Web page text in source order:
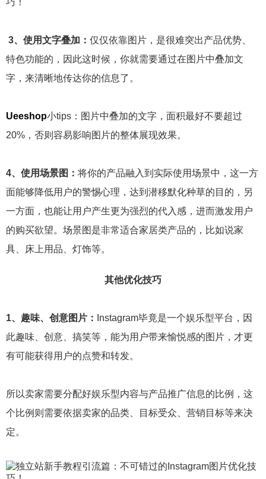
3、使用文字叠加： 仅仅依靠图片，是很难突出产品优势、
特色功能的，因此这时候，你就需要通过在图片中叠加文
字，来清晰地传达你的信息了。
Ueeshop小tips：图片中叠加的文字，面积最好不要超过
20%，否则容易影响图片的整体展现效果。
4、使用场景图： 将你的产品融入到实际使用场景中，这一方
面能够降低用户的警惕心理，达到潜移默化种草的目的，另
一方面，也能让用户产生更为强烈的代入感，进而激发用户
的购买欲望。场景图是非常适合家居类产品的，比如说家
具、床上用品、灯饰等。
其他优化技巧
1、趣味、创意图片：
Instagram毕竟是一个娱乐型平台，因
此趣味、创意、搞笑等，能为用户带来愉悦感的图片，才更
有可能获得用户的点赞和转发。
所以卖家需要分配好娱乐型内容与产品推广信息的比例，这
个比例则需要依据卖家的品类、目标受众、营销目标等来决
定。